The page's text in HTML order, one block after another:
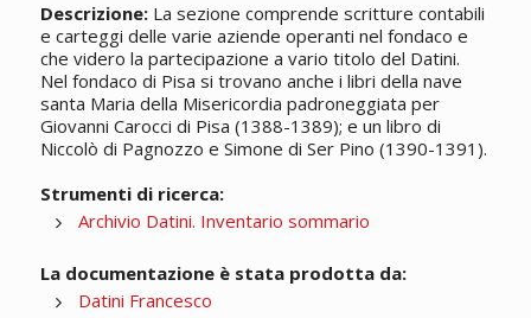
Descrizione:La sezione comprende scritture contabili
e carteggi delle varie aziende operanti nel fondaco e
che videro la partecipazione a vario titolo del Datini.
Nel fondaco di Pisa si trovano anche i libri della nave
santa Maria della Misericordia padroneggiata per
Giovanni Carocci di Pisa (1388-1389); e un libro di
Niccolò di Pagnozzo e Simone di Ser Pino (1390-1391).
Strumenti di ricerca:
Archivio Datini. Inventario sommario
La documentazione è stata prodotta da:
Datini Francesco